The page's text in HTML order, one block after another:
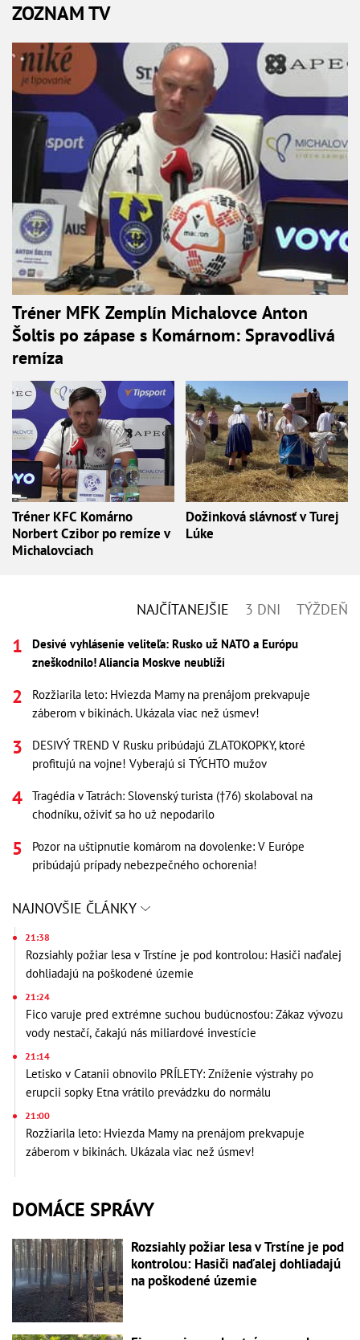
ZOZNAM TV
Tréner MFK Zemplín Michalovce Anton
Šoltis po zápase s Komárnom: Spravodlivá
remíza
Tréner KFC Komárno
Norbert Czibor po remíze v
Michalovciach
Dožinková slávnosť v Turej
Lúke
NAJČÍTANEJŠIE 3 DNI TÝŽDEŇ
Desivé vyhlásenie veliteľa: Rusko už NATO a Európu
zneškodnilo! Aliancia Moskve neublíži
Rozžiarila leto: Hviezda Mamy na prenájom prekvapuje
záberom v bikinách. Ukázala viac než úsmev!
DESIVÝ TREND V Rusku pribúdajú ZLATOKOPKY, ktoré
profitujú na vojne! Vyberajú si TÝCHTO mužov
Tragédia v Tatrách: Slovenský turista (†76) skolaboval na
chodníku, oživiť sa ho už nepodarilo
Pozor na uštipnutie komárom na dovolenke: V Európe
pribúdajú prípady nebezpečného ochorenia!
NAJNOVŠIE ČLÁNKY
21:38
Rozsiahly požiar lesa v Trstíne je pod kontrolou: Hasiči naďalej
dohliadajú na poškodené územie
21:24
Fico varuje pred extrémne suchou budúcnosťou: Zákaz vývozu
vody nestačí, čakajú nás miliardové investície
21:14
Letisko v Catanii obnovilo PRÍLETY: Zníženie výstrahy po
erupcii sopky Etna vrátilo prevádzku do normálu
21:00
Rozžiarila leto: Hviezda Mamy na prenájom prekvapuje
záberom v bikinách. Ukázala viac než úsmev!
DOMÁCE SPRÁVY
Rozsiahly požiar lesa v Trstíne je pod
kontrolou: Hasiči naďalej dohliadajú
na poškodené územie